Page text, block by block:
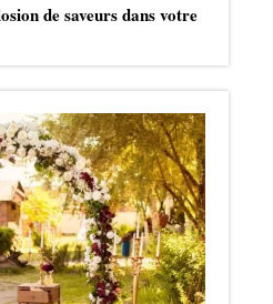
de saveurs dans votre